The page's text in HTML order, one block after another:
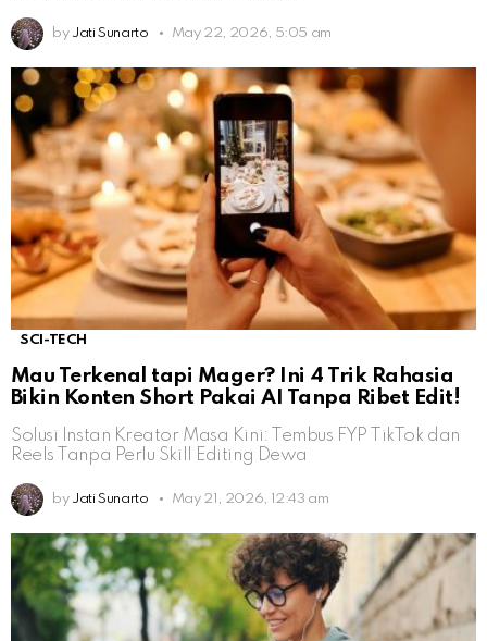
by Jati Sunarto May 22, 2026, 5:05 am
SCI-TECH
Mau Terkenal tapi Mager? Ini 4 Trik Rahasia
Bikin Konten Short Pakai AI Tanpa Ribet Edit!
Solusi Instan Kreator Masa Kini: Tembus FYP TikTok dan
Reels Tanpa Perlu Skill Editing Dewa
by Jati Sunarto May 21, 2026, 12:43 am